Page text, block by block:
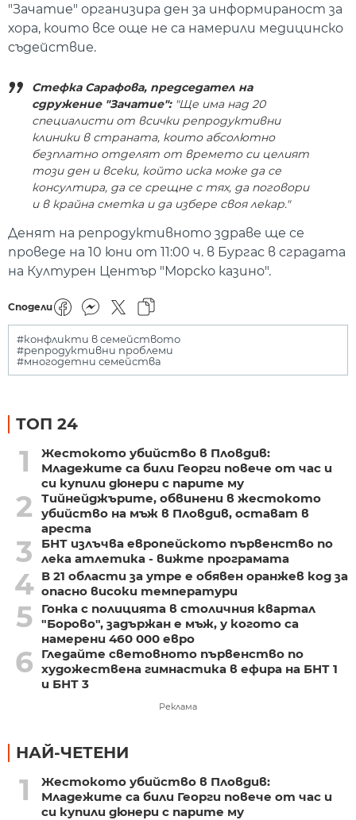
"Зачатие" организира ден за информираност за
хора, които все още не са намерили медицинско
съдействие.
Стефка Сарафова, председател на
сдружение "Зачатие":"Ще има над 20
специалисти от всички репродуктивни
клиники в страната, които абсолютно
безплатно отделят от времето си целият
този ден и всеки, който иска може да се
консултира, да се срещне с тях, да поговори
и в крайна сметка и да избере своя лекар."
Денят на репродуктивното здраве ще се
проведе на 10 юни от 11:00 ч. в Бургас в сградата
на Културен Център "Морско казино".
Сподели
#конфликти в семейството
#репродуктивни проблеми
#многодетни семейства
ТОП 24
1
Жестокото убийство в Пловдив:
Младежите са били Георги повече от час и
си купили дюнери с парите му
2
Тийнейджърите, обвинени в жестокото
убийство на мъж в Пловдив, остават в
ареста
3
БНТ излъчва европейското първенство по
лека атлетика - вижте програмата
4 В 21 области за утре е обявен оранжев код за
опасно високи температури
5
Гонка с полицията в столичния квартал
"Борово", задържан е мъж, у когото са
намерени 460 000 евро
6
Гледайте световното първенство по
художествена гимнастика в ефира на БНТ 1
и БНТ 3
Реклама
НАЙ-ЧЕТЕНИ
1
Жестокото убийство в Пловдив:
Младежите са били Георги повече от час и
си купили дюнери с парите му